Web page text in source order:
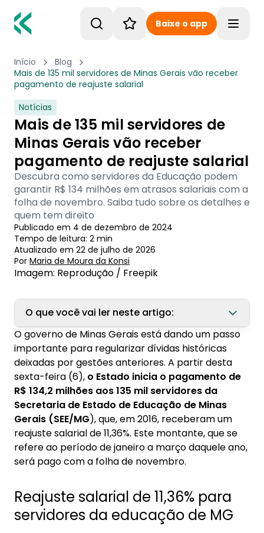
Baixe o app
Início
Blog
Mais de 135 mil servidores de Minas Gerais vão receber
pagamento de reajuste salarial
Notícias
Mais de 135 mil servidores de
Minas Gerais vão receber
pagamento de reajuste salarial
Descubra como servidores da Educação podem
garantir R$ 134 milhões em atrasos salariais com a
folha de novembro. Saiba tudo sobre os detalhes e
quem tem direito
Publicado em 4 de dezembro de 2024
Tempo de leitura: 2 min
Atualizado em 22 de julho de 2026
Por Maria de Moura da Konsi
Imagem: Reprodução / Freepik
O que você vai ler neste artigo:
1. Reajuste salarial de 11,36% para servidores da
educação de MG
2. Entenda o impasse envolvendo reajustes
salariais
3. Avanços no reconhecimento dos servidores
públicos em Minas Gerais
O governo de Minas Gerais está dando um passo
importante para regularizar dívidas históricas
deixadas por gestões anteriores. A partir desta
sexta-feira (6), o Estado inicia o pagamento de
R$ 134,2 milhões aos 135 mil servidores da
Secretaria de Estado de Educação de Minas
Gerais (SEE/MG), que, em 2016, receberam um
reajuste salarial de 11,36%. Este montante, que se
refere ao período de janeiro a março daquele ano,
será pago com a folha de novembro.
Reajuste salarial de 11,36% para
servidores da educação de MG